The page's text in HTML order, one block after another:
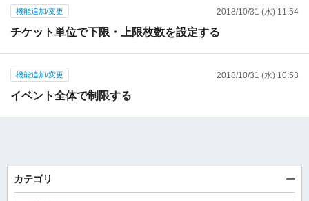
機能追加/変更 2018/10/31 (水) 11:54
チケット単位で下限・上限枚数を設定する
機能追加/変更 2018/10/31 (水) 10:53
イベント全体で制限する
カテゴリ